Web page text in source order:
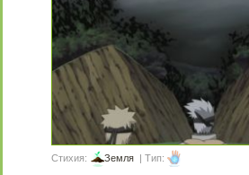
Стихия: Земля | Тип: